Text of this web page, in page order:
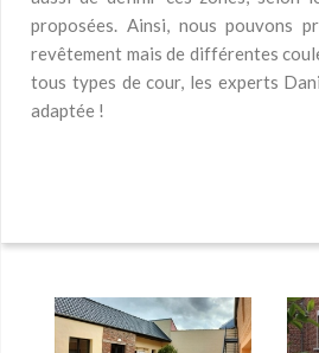
proposées. Ainsi, nous pouvons
revêtement mais de différentes
tous types de cour, les experts
adaptée !